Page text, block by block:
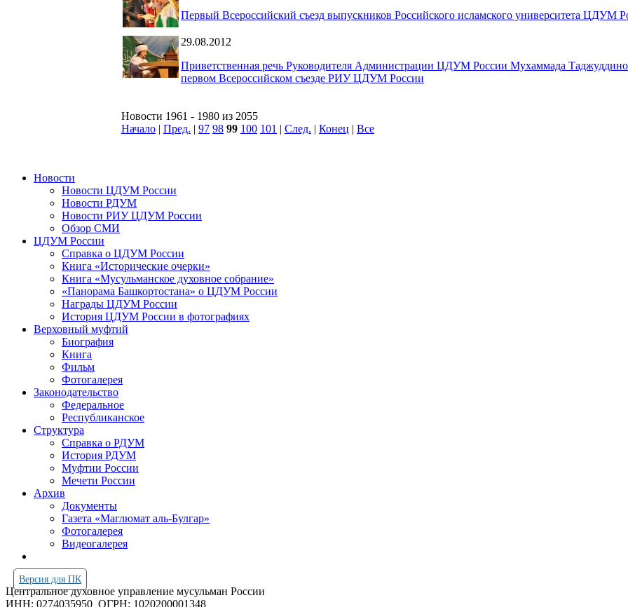
Первый Всероссийский съезд выпускников Российского исламского университета ЦДУМ
29.08.2012
Приветственная речь Руководителя Администрации ЦДУМ России Мухаммада
первом Всероссийском съезде РИУ ЦДУМ России
Новости 1961 - 1980 из 2055
Начало | Пред. | 97 98 99 100 101 | След. | Конец | Все
Новости
Новости ЦДУМ России
Новости РДУМ
Новости РИУ ЦДУМ России
Обзор СМИ
ЦДУМ России
Справка о ЦДУМ России
Книга «Исторические очерки»
Книга «Мусульманское духовное собрание»
«Панорама Башкортостана» о ЦДУМ России
Награды ЦДУМ России
История ЦДУМ России в фотографиях
Верховный муфтий
Биография
Книга
Фильм
Фотогалерея
Законодательство
Федеральное
Республиканское
Структура
Справка о РДУМ
История РДУМ
Муфтии России
Мечети России
Архив
Документы
Газета «Маглюмат аль-Булгар»
Фотогалерея
Видеогалерея
Версия для ПК
Центральное духовное управление мусульман России
ИНН: 0274035950 ОГРН: 1020200001348